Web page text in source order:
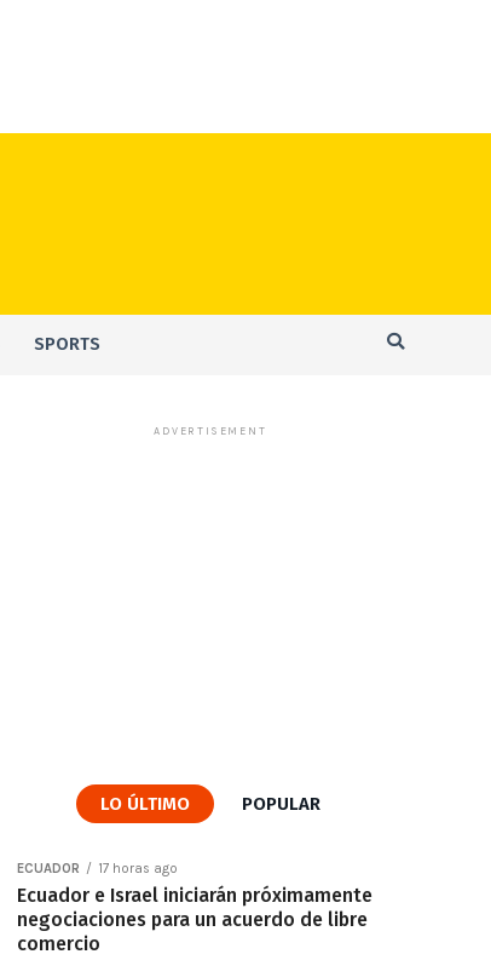
SPORTS
ADVERTISEMENT
LO ÚLTIMO POPULAR
ECUADOR 17 horas ago
Ecuador e Israel iniciarán próximamente
negociaciones para un acuerdo de libre
comercio